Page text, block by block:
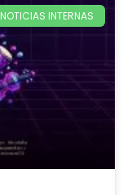
NOTICIAS INTERNAS